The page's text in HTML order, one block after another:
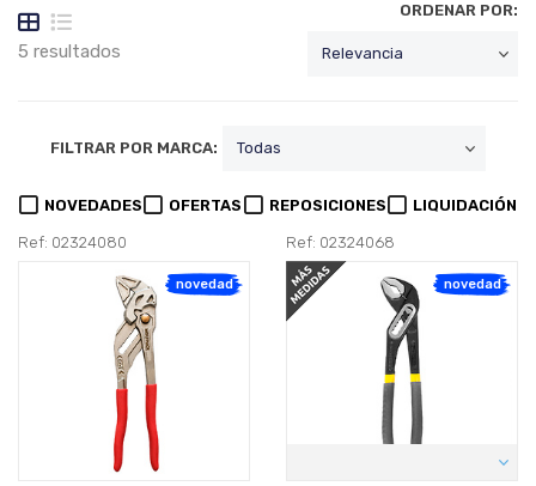
5 resultados
ORDENAR POR:
FILTRAR POR MARCA:
NOVEDADES OFERTAS REPOSICIONES LIQUIDACIÓN
Ref: 02324080
novedad
Ref: 02324068
novedad